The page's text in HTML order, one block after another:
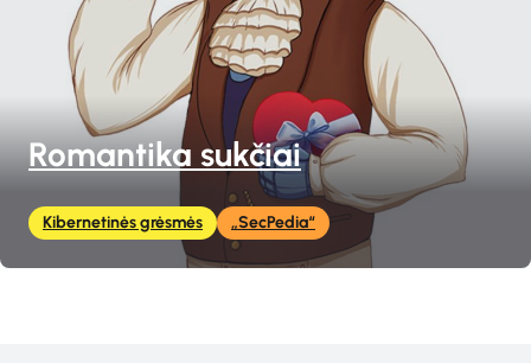
Romantika sukčiai
Kibernetinės grėsmės „SecPedia“